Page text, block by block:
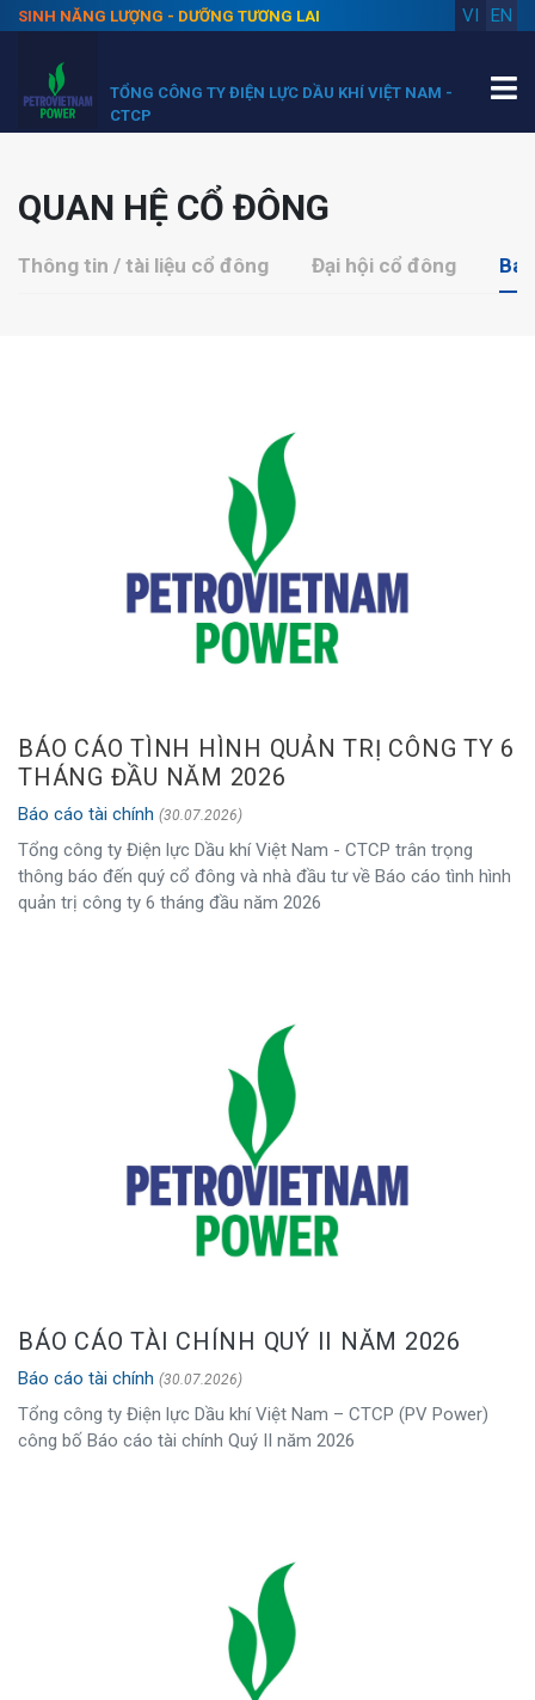
SINH NĂNG LƯỢNG - DƯỠNG TƯƠNG LAI EN
VI
TỔNG CÔNG TY ĐIỆN LỰC DẦU KHÍ VIỆT NAM -
CTCP
QUAN HỆ CỔ ĐÔNG
Thông tin / tài liệu cổ đông Đại hội cổ đông
BÁO CÁO TÌNH HÌNH QUẢN TRỊ CÔNG TY 6
THÁNG ĐẦU NĂM 2026
Báo cáo tài chính (30.07.2026)
Tổng công ty Điện lực Dầu khí Việt Nam - CTCP trân trọng
thông báo đến quý cổ đông và nhà đầu tư về Báo cáo tình hình
quản trị công ty 6 tháng đầu năm 2026
BÁO CÁO TÀI CHÍNH QUÝ II NĂM 2026
Báo cáo tài chính (30.07.2026)
Tổng công ty Điện lực Dầu khí Việt Nam – CTCP (PV Power)
công bố Báo cáo tài chính Quý II năm 2026